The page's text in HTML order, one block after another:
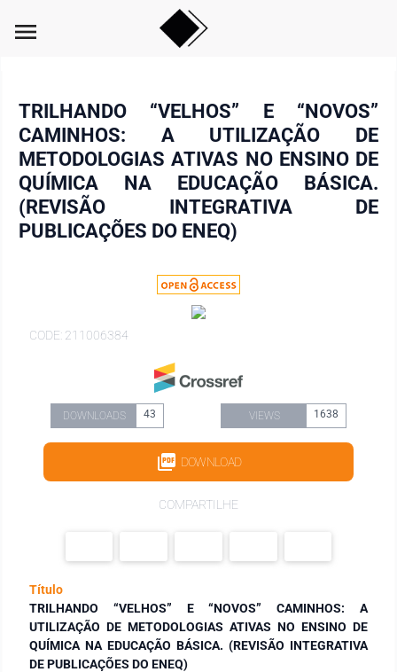
menu
TRILHANDO “VELHOS” E “NOVOS”
CAMINHOS: A UTILIZAÇÃO DE
METODOLOGIAS ATIVAS NO ENSINO DE
QUÍMICA NA EDUCAÇÃO BÁSICA.
(REVISÃO INTEGRATIVA DE
PUBLICAÇÕES DO ENEQ)
CODE: 211006384
DOWNLOADS 43 VIEWS 1638
DOWNLOAD
COMPARTILHE
Título
TRILHANDO “VELHOS” E “NOVOS” CAMINHOS: A
UTILIZAÇÃO DE METODOLOGIAS ATIVAS NO ENSINO DE
QUÍMICA NA EDUCAÇÃO BÁSICA. (REVISÃO INTEGRATIVA
DE PUBLICAÇÕES DO ENEQ)